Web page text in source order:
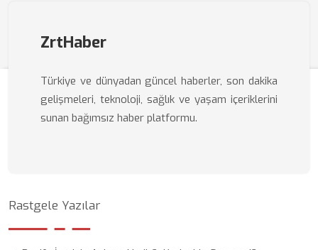
ZrtHaber
Türkiye ve dünyadan güncel haberler, son dakika
gelişmeleri, teknoloji, sağlık ve yaşam içeriklerini
sunan bağımsız haber platformu.
Rastgele Yazılar